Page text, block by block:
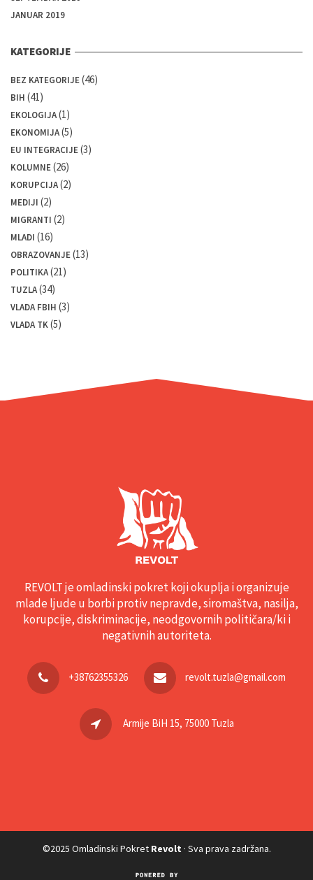
JANUAR 2019
KATEGORIJE
BEZ KATEGORIJE(46)
BIH (41)
EKOLOGIJA(1)
EKONOMIJA(5)
EU INTEGRACIJE(3)
KOLUMNE(26)
KORUPCIJA(2)
MEDIJI (2)
MIGRANTI (2)
MLADI (16)
OBRAZOVANJE(13)
POLITIKA(21)
TUZLA(34)
VLADA FBIH (3)
VLADA TK(5)
REVOLT je omladinski pokret koji okuplja i organizuje
mlade ljude u borbi protiv nepravde, siromaštva, nasilja,
korupcije, diskriminacije, neodgovornih političara/ki i
negativnih autoriteta.
+38762355326 revolt.tuzla@gmail.com
Armije BiH 15, 75000 Tuzla
©2025 Omladinski Pokret Revolt · Sva prava zadržana.